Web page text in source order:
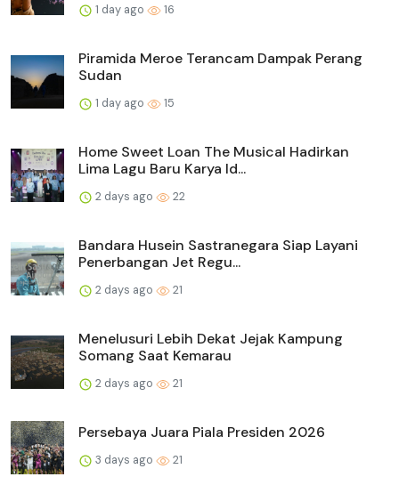
1 day ago 16
Piramida Meroe Terancam Dampak Perang
Sudan
1 day ago 15
Home Sweet Loan The Musical Hadirkan
Lima Lagu Baru Karya Id...
2 days ago 22
Bandara Husein Sastranegara Siap Layani
Penerbangan Jet Regu...
2 days ago 21
Menelusuri Lebih Dekat Jejak Kampung
Somang Saat Kemarau
2 days ago 21
Persebaya Juara Piala Presiden 2026
3 days ago 21